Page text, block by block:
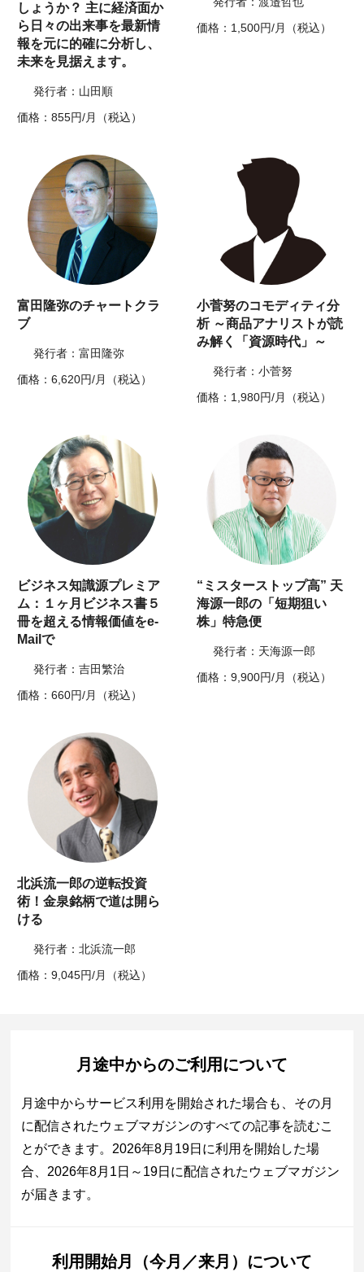
しょうか？ 主に経済面か
ら日々の出来事を最新情
報を元に的確に分析し、
未来を見据えます。
発行者：山田順
価格：855円/月（税込）
価格：1,500円/月（税込）
富田隆弥のチャートクラ
ブ
発行者：富田隆弥
価格：6,620円/月（税込）
小菅努のコモディティ分
析 ～商品アナリストが読
み解く「資源時代」～
発行者：小菅努
価格：1,980円/月（税込）
ビジネス知識源プレミア
ム：１ヶ月ビジネス書５
冊を超える情報価値をe-
Mailで
発行者：吉田繁治
価格：660円/月（税込）
“ミスターストップ高” 天
海源一郎の「短期狙い
株」特急便
発行者：天海源一郎
価格：9,900円/月（税込）
北浜流一郎の逆転投資
術！金泉銘柄で道は開ら
ける
発行者：北浜流一郎
価格：9,045円/月（税込）
月途中からのご利用について
月途中からサービス利用を開始された場合も、その月
に配信されたウェブマガジンのすべての記事を読むこ
とができます。2026年8月19日に利用を開始した場
合、2026年8月1日～19日に配信されたウェブマガジン
が届きます。
利用開始月（今月／来月）について